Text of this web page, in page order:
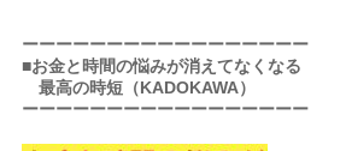
ーーーーーーーーーーーーーーーーー
■お金と時間の悩みが消えてなくなる
最高の時短（KADOKAWA）
ーーーーーーーーーーーーーーーーー